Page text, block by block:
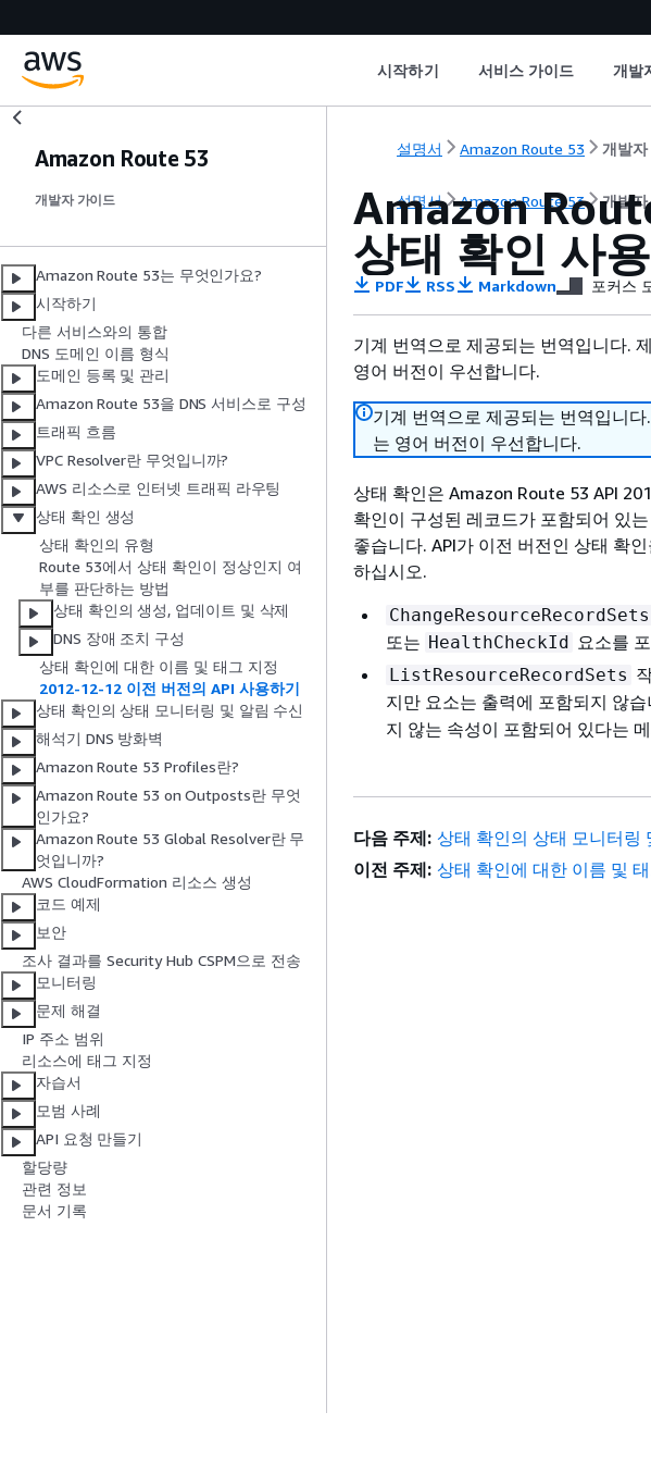
시작하기 서비스 가이드 개발
Amazon Route 53
개발자 가이드
Amazon Route 53는 무엇인가요?
시작하기
다른 서비스와의 통합
DNS 도메인 이름 형식
도메인 등록 및 관리
Amazon Route 53을 DNS 서비스로 구성
트래픽 흐름
VPC Resolver란 무엇입니까?
AWS 리소스로 인터넷 트래픽 라우팅
상태 확인 생성
상태 확인의 유형
Route 53에서 상태 확인이 정상인지 여
부를 판단하는 방법
상태 확인의 생성, 업데이트 및 삭제
DNS 장애 조치 구성
상태 확인에 대한 이름 및 태그 지정
2012-12-12 이전 버전의 API 사용하기
상태 확인의 상태 모니터링 및 알림 수신
해석기 DNS 방화벽
Amazon Route 53 Profiles란?
Amazon Route 53 on Outposts란 무엇
인가요?
Amazon Route 53 Global Resolver란 무
엇입니까?
AWS CloudFormation 리소스 생성
코드 예제
보안
조사 결과를 Security Hub CSPM으로 전송
모니터링
문제 해결
IP 주소 범위
리소스에 태그 지정
자습서
모범 사례
API 요청 만들기
할당량
관련 정보
문서 기록
설명서 Amazon Route 53 개발
설명서 Amazon Route 53 개발
Amazon
상태 확인 사
PDF RSS Markdown 포커스
기계 번역으로 제공되는 번역입니다.
영어 버전이 우선합니다.
기계 번역으로 제공되는 번역입니
는 영어 버전이 우선합니다.
상태 확인은 Amazon Route 53 API
확인이 구성된 레코드가 포함되어 있
좋습니다. API가 이전 버전인 상태 확
하십시오.
ChangeResourceRecordSets
또는 HealthCheckId 요소를
ListResourceRecordSets
지만 요소는 출력에 포함되지 않
지 않는 속성이 포함되어 있다는
다음 주제: 상태 확인의 상태 모니터링
이전 주제: 상태 확인에 대한 이름 및